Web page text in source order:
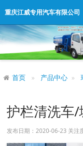
重庆江威专用汽车有限公司
首页 产品中心
护栏清洗车
发布日期：2020-06-23 关注